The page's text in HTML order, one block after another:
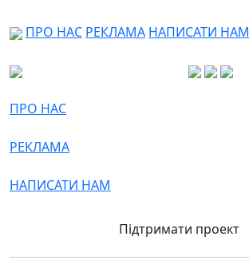
ПРО НАС РЕКЛАМА НАПИСАТИ НАМ
ПРО НАС
РЕКЛАМА
НАПИСАТИ НАМ
Підтримати проект